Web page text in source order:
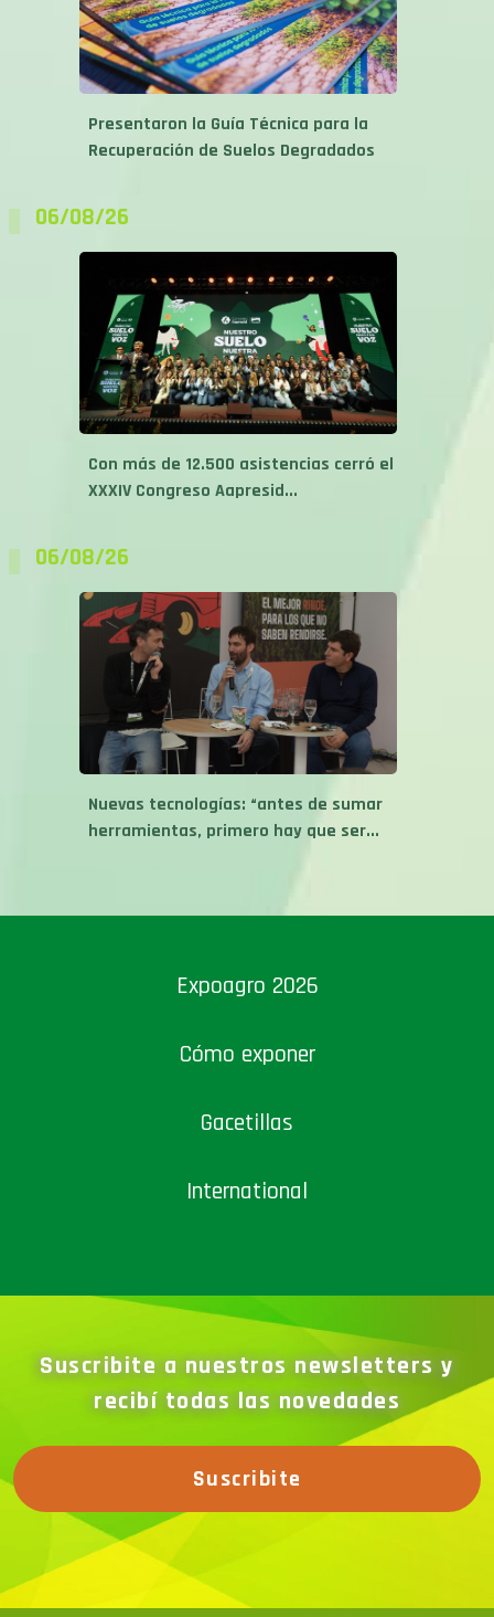
Presentaron la Guía Técnica para la
Recuperación de Suelos Degradados
06/08/26
Con más de 12.500 asistencias cerró el
XXXIV Congreso Aapresid...
06/08/26
Nuevas tecnologías: “antes de sumar
herramientas, primero hay que ser...
Expoagro 2026
Cómo exponer
Gacetillas
International
Suscribite a nuestros newsletters y
recibí todas las novedades
Suscribite